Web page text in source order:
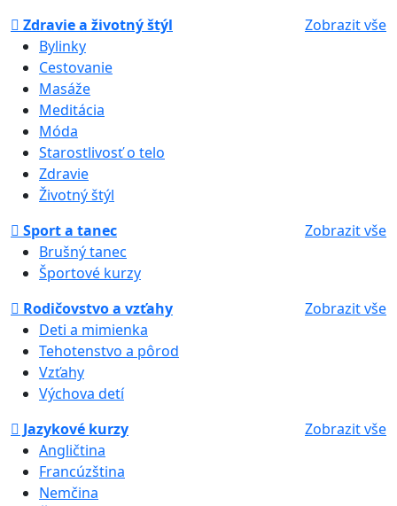
Zdravie a životný štýl
Zobrazit vše
Bylinky
Cestovanie
Masáže
Meditácia
Móda
Starostlivosť o telo
Zdravie
Životný štýl
Sport a tanec
Zobrazit vše
Brušný tanec
Športové kurzy
Rodičovstvo a vzťahy
Zobrazit vše
Deti a mimienka
Tehotenstvo a pôrod
Vzťahy
Výchova detí
Jazykové kurzy
Zobrazit vše
Angličtina
Francúzština
Nemčina